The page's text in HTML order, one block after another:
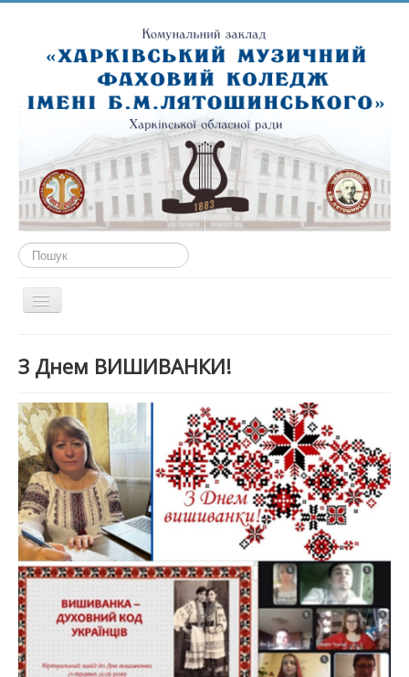
Пошук...
Перемикач
ПРО НАС
ПУБЛІЧНА ІНФОРМАЦІЯ
АБІТУРІЄНТУ
СТУДЕНТУ
КАБІНЕТ МЕТОДИСТА
НАВЧАЛЬНО-ВИХОВНА РОБОТА
МИСТЕЦЬКІ ПРОЄКТИ
БІБЛІОТЕКА, ФОНОТЕКА
МИСТЕЦЬКА ШКОЛА ПРИ ХМФК
З Днем ВИШИВАНКИ!